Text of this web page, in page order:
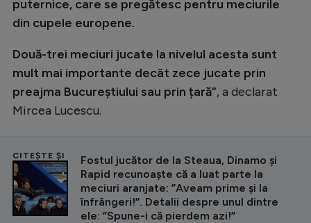
puternice, care se pregătesc pentru meciurile
din cupele europene.
Două-trei meciuri jucate la nivelul acesta sunt
mult mai importante decât zece jucate prin
preajma Bucureștiului sau prin țară​”, a declarat
Mircea Lucescu.
CITEȘTE ȘI
Fostul jucător de la Steaua, Dinamo și
Rapid recunoaște că a luat parte la
meciuri aranjate: ”Aveam prime și la
înfrângeri!”. Detalii despre unul dintre
ele: ”Spune-i că pierdem azi!”